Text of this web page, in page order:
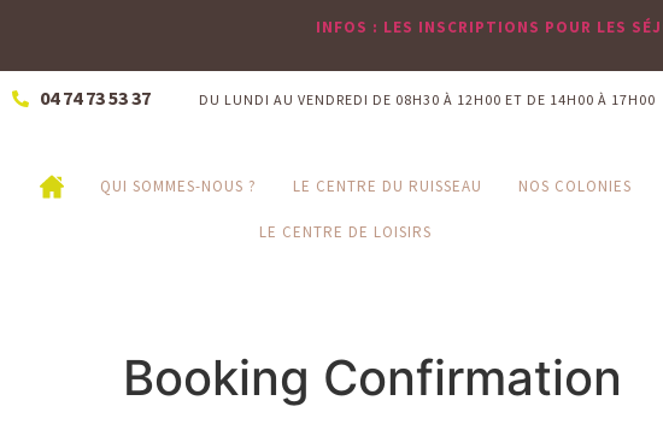
INFOS : LES INSCRIPTIONS POUR LES
04 74 73 53 37 DU LUNDI AU VENDREDI DE 08H30 À 12H00 ET DE 14H00 À 17H00
QUI SOMMES-NOUS ? LE CENTRE DU RUISSEAU NOS COLONIES
LE CENTRE DE LOISIRS
Booking Confirmation